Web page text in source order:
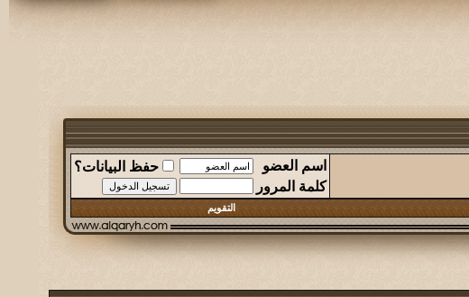
اسم العضو
حفظ البيانات؟
كلمة المرور
التقويم